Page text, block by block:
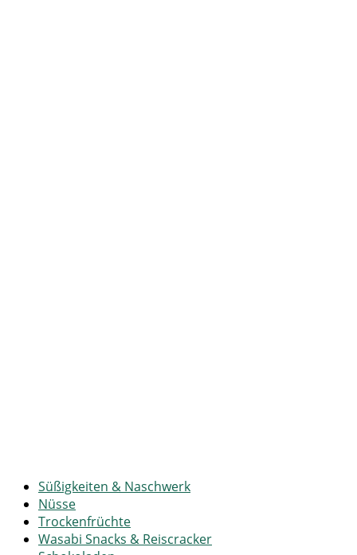
Süßigkeiten & Naschwerk
Nüsse
Trockenfrüchte
Wasabi Snacks & Reiscracker